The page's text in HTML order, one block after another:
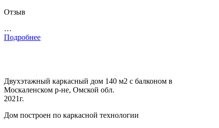
Отзыв
…
Подробнее
Двухэтажный каркасный дом 140 м2 с балконом в
Москаленском р-не, Омской обл.
2021г.
Дом построен по каркасной технологии